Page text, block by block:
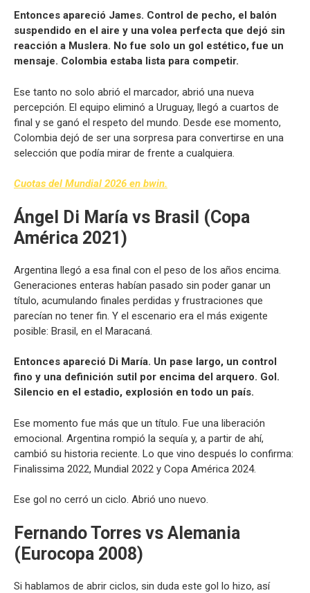
Entonces apareció James. Control de pecho, el balón
suspendido en el aire y una volea perfecta que dejó sin
reacción a Muslera. No fue solo un gol estético, fue un
mensaje. Colombia estaba lista para competir.
Ese tanto no solo abrió el marcador, abrió una nueva
percepción. El equipo eliminó a Uruguay, llegó a cuartos de
final y se ganó el respeto del mundo. Desde ese momento,
Colombia dejó de ser una sorpresa para convertirse en una
selección que podía mirar de frente a cualquiera.
Cuotas del Mundial 2026 en bwin.
Ángel Di María vs Brasil (Copa
América 2021)
Argentina llegó a esa final con el peso de los años encima.
Generaciones enteras habían pasado sin poder ganar un
título, acumulando finales perdidas y frustraciones que
parecían no tener fin. Y el escenario era el más exigente
posible: Brasil, en el Maracaná.
Entonces apareció Di María. Un pase largo, un control
fino y una definición sutil por encima del arquero. Gol.
Silencio en el estadio, explosión en todo un país.
Ese momento fue más que un título. Fue una liberación
emocional. Argentina rompió la sequía y, a partir de ahí,
cambió su historia reciente. Lo que vino después lo confirma:
Finalissima 2022, Mundial 2022 y Copa América 2024.
Ese gol no cerró un ciclo. Abrió uno nuevo.
Fernando Torres vs Alemania
(Eurocopa 2008)
Si hablamos de abrir ciclos, sin duda este gol lo hizo, así